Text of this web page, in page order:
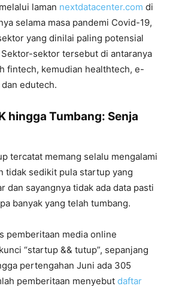
laman nextdatacenter.com di
selama masa pandemi Covid-19,
yang dinilai paling potensial
sektor tersebut di antaranya
fintech, kemudian healthtech, e-
edutech.
hingga Tumbang: Senja
tercatat memang selalu mengalami
tidak sedikit pula startup yang
dan sayangnya tidak ada data pasti
banyak yang telah tumbang.
pemberitaan media online
“startup && tutup”, sepanjang
pertengahan Juni ada 305
pemberitaan menyebut daftar